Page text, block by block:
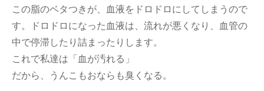
この脂のベタつきが、血液をドロドロにしてしまうので
す。ドロドロになった血液は、流れが悪くなり、血管の
中で停滞したり詰まったりします。
これで私達は「血が汚れる」
だから、うんこもおならも臭くなる。